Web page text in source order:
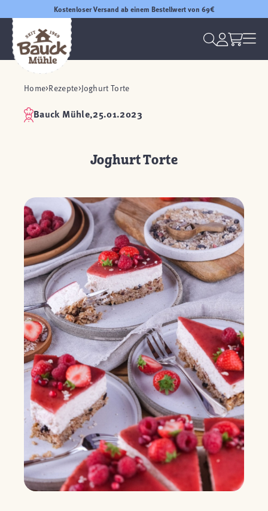
Kostenloser Versand ab einem Bestellwert von 69€
Home Rezepte Joghurt Torte
Bauck Mühle,25.01.2023
Joghurt Torte